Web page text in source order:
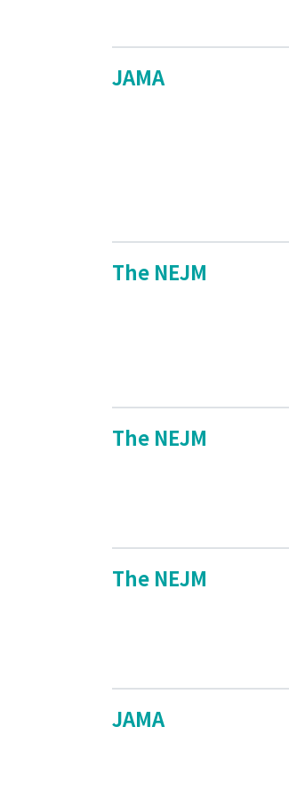
JAMA
The NEJM
The NEJM
The NEJM
JAMA